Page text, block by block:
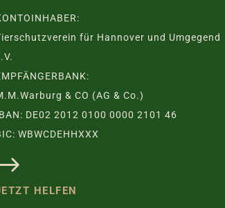
für Hannover und Umgegend
& CO (AG & Co.)
DE02 2012 0100 0000 2101 46
WBWCDEHHXXX
HELFEN